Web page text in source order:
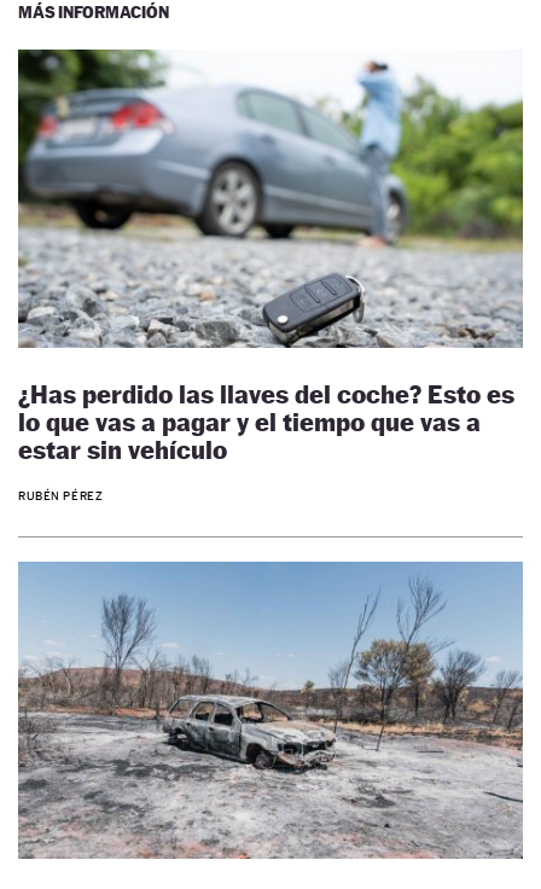
MÁS INFORMACIÓN
¿Has perdido las llaves del coche? Esto es
lo que vas a pagar y el tiempo que vas a
estar sin vehículo
RUBÉN PÉREZ